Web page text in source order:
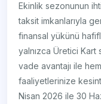
Ekinlik sezonunun
taksit imkanlarıyla
finansal yükünü
yalnızca Üretici
vade avantajı ile
faaliyetlerinize
Nisan 2026 ile 30